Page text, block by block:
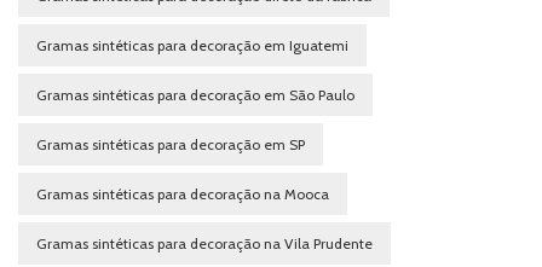
Gramas sintéticas para decoração em Iguatemi
Gramas sintéticas para decoração em São Paulo
Gramas sintéticas para decoração em SP
Gramas sintéticas para decoração na Mooca
Gramas sintéticas para decoração na Vila Prudente